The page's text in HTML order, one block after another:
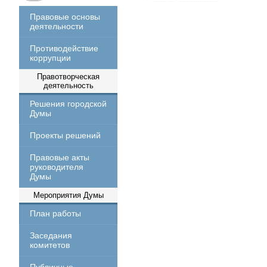
Правовые основы
деятельности
Противодействие
коррупции
Правотворческая
деятельность
Решения городской
Думы
Проекты решений
Правовые акты
руководителя
Думы
Мероприятия Думы
План работы
Заседания
комитетов